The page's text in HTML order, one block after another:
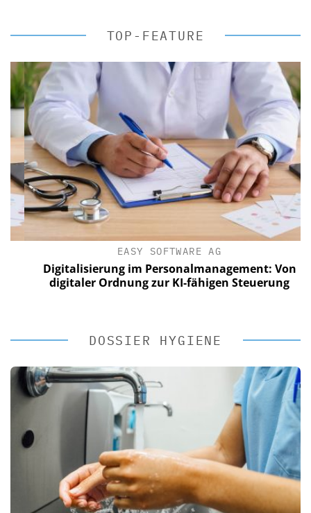
TOP-FEATURE
EASY SOFTWARE AG
Digitalisierung im Personalmanagement: Von
digitaler Ordnung zur KI-fähigen Steuerung
DOSSIER HYGIENE